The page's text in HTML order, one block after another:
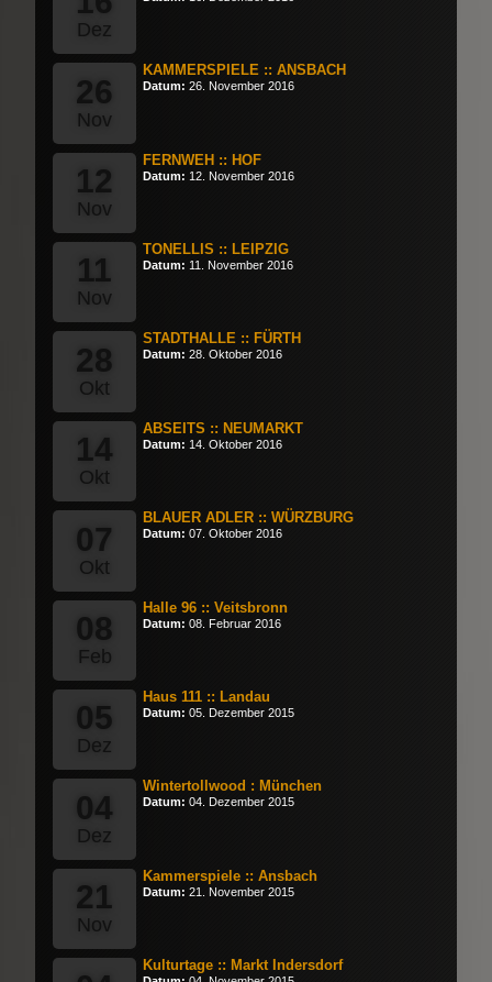
Dez
26
Nov
KAMMERSPIELE :: ANSBACH
Datum: 26. November 2016
12
Nov
FERNWEH :: HOF
Datum: 12. November 2016
11
Nov
TONELLIS :: LEIPZIG
Datum: 11. November 2016
28
Okt
STADTHALLE :: FÜRTH
Datum: 28. Oktober 2016
14
Okt
ABSEITS :: NEUMARKT
Datum: 14. Oktober 2016
07
Okt
BLAUER ADLER :: WÜRZBURG
Datum: 07. Oktober 2016
08
Feb
Halle 96 :: Veitsbronn
Datum: 08. Februar 2016
05
Dez
Haus 111 :: Landau
Datum: 05. Dezember 2015
04
Dez
Wintertollwood : München
Datum: 04. Dezember 2015
21
Nov
Kammerspiele :: Ansbach
Datum: 21. November 2015
Kulturtage :: Markt Indersdorf